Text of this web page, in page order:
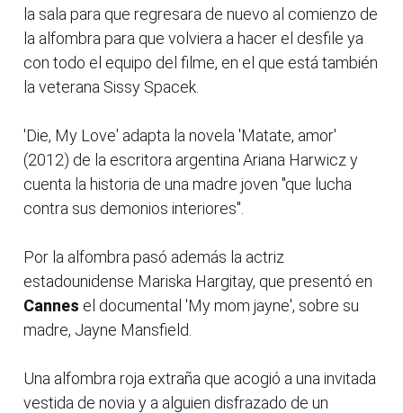
la sala para que regresara de nuevo al comienzo de
la alfombra para que volviera a hacer el desfile ya
con todo el equipo del filme, en el que está también
la veterana Sissy Spacek.
'Die, My Love' adapta la novela 'Matate, amor'
(2012) de la escritora argentina Ariana Harwicz y
cuenta la historia de una madre joven "que lucha
contra sus demonios interiores".
Por la alfombra pasó además la actriz
estadounidense Mariska Hargitay, que presentó en
Cannes el documental 'My mom jayne', sobre su
madre, Jayne Mansfield.
Una alfombra roja extraña que acogió a una invitada
vestida de novia y a alguien disfrazado de un